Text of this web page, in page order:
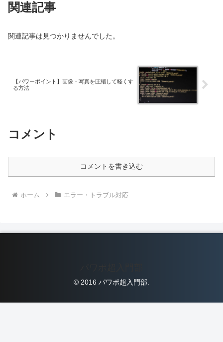
関連記事
関連記事は見つかりませんでした。
【パワーポイント】画像・写真を圧縮して軽くす
る方法
コメント
コメントを書き込む
ホーム エラー・トラブル対応
© 2016 パワポ超入門部.